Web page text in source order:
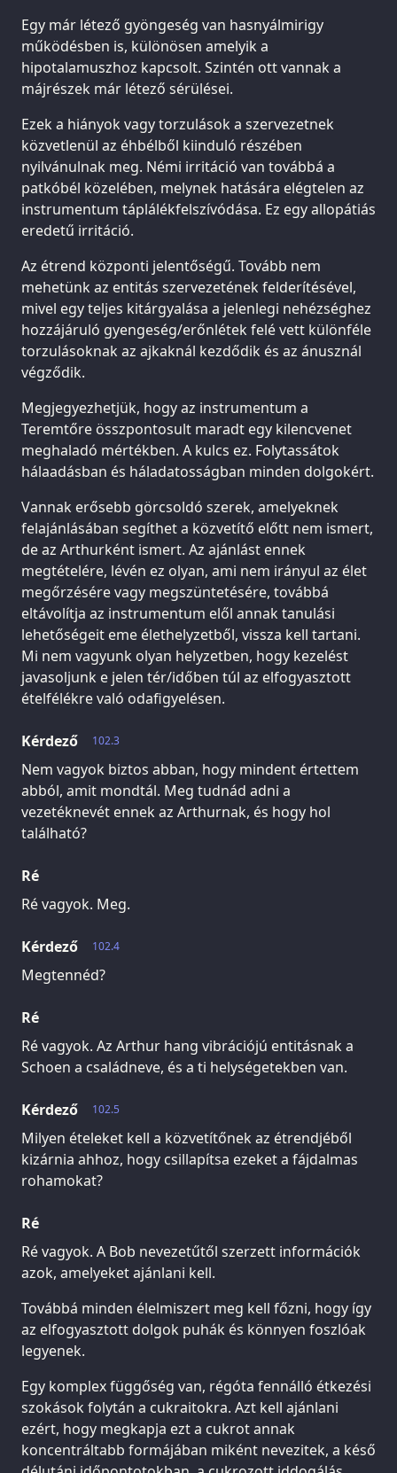
Egy már létező gyöngeség van hasnyálmirigy
működésben is, különösen amelyik a
hipotalamuszhoz kapcsolt. Szintén ott vannak a
májrészek már létező sérülései.
Ezek a hiányok vagy torzulások a szervezetnek
közvetlenül az éhbélből kiinduló részében
nyilvánulnak meg. Némi irritáció van továbbá a
patkóbél közelében, melynek hatására elégtelen az
instrumentum táplálékfelszívódása. Ez egy allopátiás
eredetű irritáció.
Az étrend központi jelentőségű. Tovább nem
mehetünk az entitás szervezetének felderítésével,
mivel egy teljes kitárgyalása a jelenlegi nehézséghez
hozzájáruló gyengeség/erőnlétek felé vett különféle
torzulásoknak az ajkaknál kezdődik és az ánusznál
végződik.
Megjegyezhetjük, hogy az instrumentum a
Teremtőre összpontosult maradt egy kilencvenet
meghaladó mértékben. A kulcs ez. Folytassátok
hálaadásban és háladatosságban minden dolgokért.
Vannak erősebb görcsoldó szerek, amelyeknek
felajánlásában segíthet a közvetítő előtt nem ismert,
de az Arthurként ismert. Az ajánlást ennek
megtételére, lévén ez olyan, ami nem irányul az élet
megőrzésére vagy megszüntetésére, továbbá
eltávolítja az instrumentum elől annak tanulási
lehetőségeit eme élethelyzetből, vissza kell tartani.
Mi nem vagyunk olyan helyzetben, hogy kezelést
javasoljunk e jelen tér/időben túl az elfogyasztott
ételfélékre való odafigyelésen.
102.3
Kérdező
Nem vagyok biztos abban, hogy mindent értettem
abból, amit mondtál. Meg tudnád adni a
vezetéknevét ennek az Arthurnak, és hogy hol
található?
Ré
Ré vagyok. Meg.
102.4
Kérdező
Megtennéd?
Ré
Ré vagyok. Az Arthur hang vibrációjú entitásnak a
Schoen a családneve, és a ti helységetekben van.
102.5
Kérdező
Milyen ételeket kell a közvetítőnek az étrendjéből
kizárnia ahhoz, hogy csillapítsa ezeket a fájdalmas
rohamokat?
Ré
Ré vagyok. A Bob nevezetűtől szerzett információk
azok, amelyeket ajánlani kell.
Továbbá minden élelmiszert meg kell főzni, hogy így
az elfogyasztott dolgok puhák és könnyen foszlóak
legyenek.
Egy komplex függőség van, régóta fennálló étkezési
szokások folytán a cukraitokra. Azt kell ajánlani
ezért, hogy megkapja ezt a cukrot annak
koncentráltabb formájában miként nevezitek, a késő